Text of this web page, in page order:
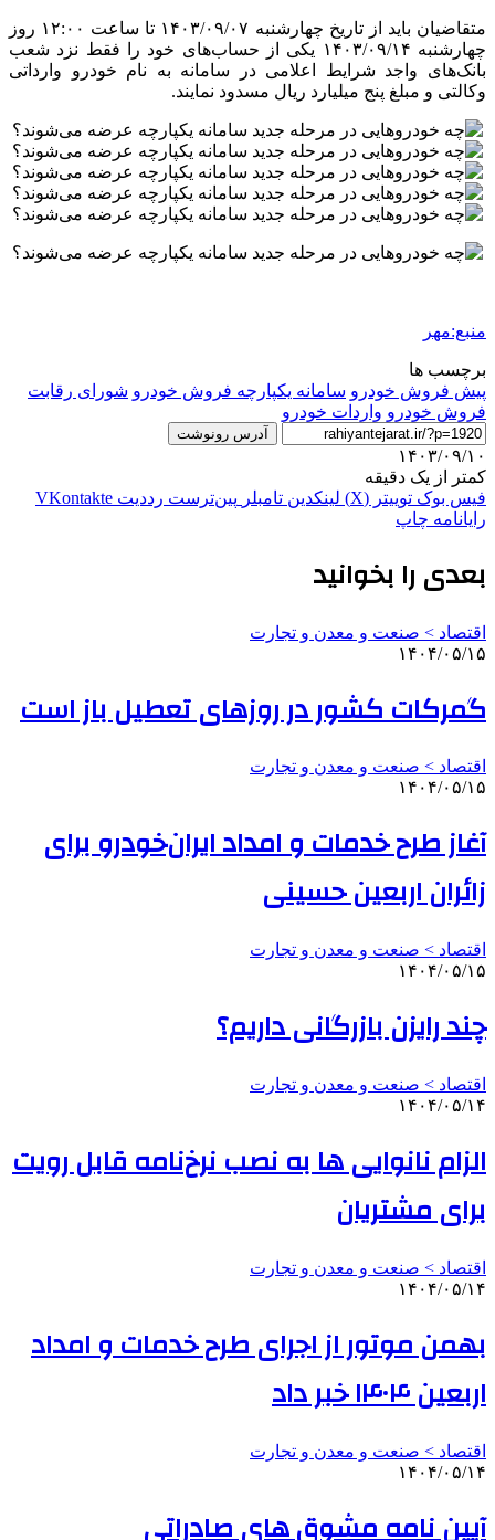
متقاضیان باید از تاریخ چهارشنبه ۱۴۰۳/۰۹/۰۷ تا ساعت ۱۲:۰۰ روز
چهارشنبه ۱۴۰۳/۰۹/۱۴ یکی از حساب‌های خود را فقط نزد شعب
بانک‌های واجد شرایط اعلامی در سامانه به نام خودرو وارداتی
وکالتی و مبلغ پنج میلیارد ریال مسدود نمایند.
منبع:مهر
برچسب ها
پیش فروش خودرو سامانه یکپارچه فروش خودرو شورای رقابت
فروش خودرو واردات خودرو
آدرس رونوشت
۱۴۰۳/۰۹/۱۰
کمتر از یک دقیقه
فیس بوک توییتر (X) لینکدین ‫تامبلر ‫پین‌ترست ‫رددیت ‫VKontakte
رایانامه چاپ
بعدی را بخوانید
اقتصاد > صنعت و معدن و تجارت
۱۴۰۴/۰۵/۱۵
گمرکات کشور در روزهای تعطیل باز است
اقتصاد > صنعت و معدن و تجارت
۱۴۰۴/۰۵/۱۵
آغاز طرح خدمات و امداد ایران‌خودرو برای
زائران اربعین حسینی
اقتصاد > صنعت و معدن و تجارت
۱۴۰۴/۰۵/۱۵
چند رایزن بازرگانی داریم؟
اقتصاد > صنعت و معدن و تجارت
۱۴۰۴/۰۵/۱۴
الزام نانوایی ها به نصب نرخ‌نامه قابل رویت
برای مشتریان
اقتصاد > صنعت و معدن و تجارت
۱۴۰۴/۰۵/۱۴
بهمن موتور از اجرای طرح خدمات و امداد
اربعین ۱۴۰۴ خبر داد
اقتصاد > صنعت و معدن و تجارت
۱۴۰۴/۰۵/۱۴
آیین نامه مشوق های صادراتی